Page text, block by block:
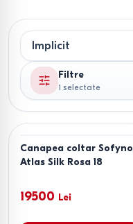
Filtre
1 selectate
Canapea coltar Sofyno
Atlas Silk Rosa 18
19500 Lei